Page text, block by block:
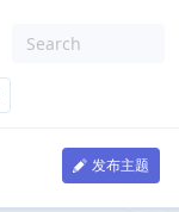
发布主题